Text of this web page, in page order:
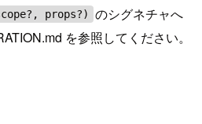
props?)
のシグネチャへ
を参照してください。